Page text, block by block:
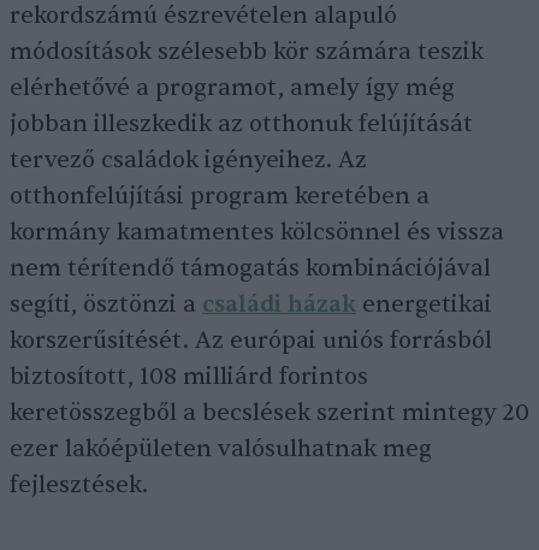
rekordszámú észrevételen alapuló
módosítások szélesebb kör számára teszik
elérhetővé a programot, amely így még
jobban illeszkedik az otthonuk felújítását
tervező családok igényeihez. Az
otthonfelújítási program keretében a
kormány kamatmentes kölcsönnel és vissza
nem térítendő támogatás kombinációjával
segíti, ösztönzi a családi házak energetikai
korszerűsítését. Az európai uniós forrásból
biztosított, 108 milliárd forintos
keretösszegből a becslések szerint mintegy 20
ezer lakóépületen valósulhatnak meg
fejlesztések.